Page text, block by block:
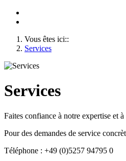
Vous êtes ici::
Services
Services
Faites confiance à notre expertise et
Pour des demandes de service
Téléphone : +49 (0)5257 94795 0